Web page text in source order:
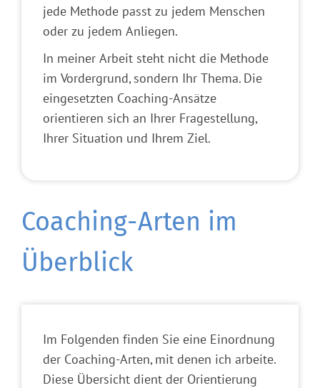
jede Methode passt zu jedem Menschen
oder zu jedem Anliegen.
In meiner Arbeit steht nicht die Methode
im Vordergrund, sondern Ihr Thema. Die
eingesetzten Coaching-Ansätze
orientieren sich an Ihrer Fragestellung,
Ihrer Situation und Ihrem Ziel.
Coaching-Arten im
Überblick
Im Folgenden finden Sie eine Einordnung
der Coaching-Arten, mit denen ich arbeite.
Diese Übersicht dient der Orientierung